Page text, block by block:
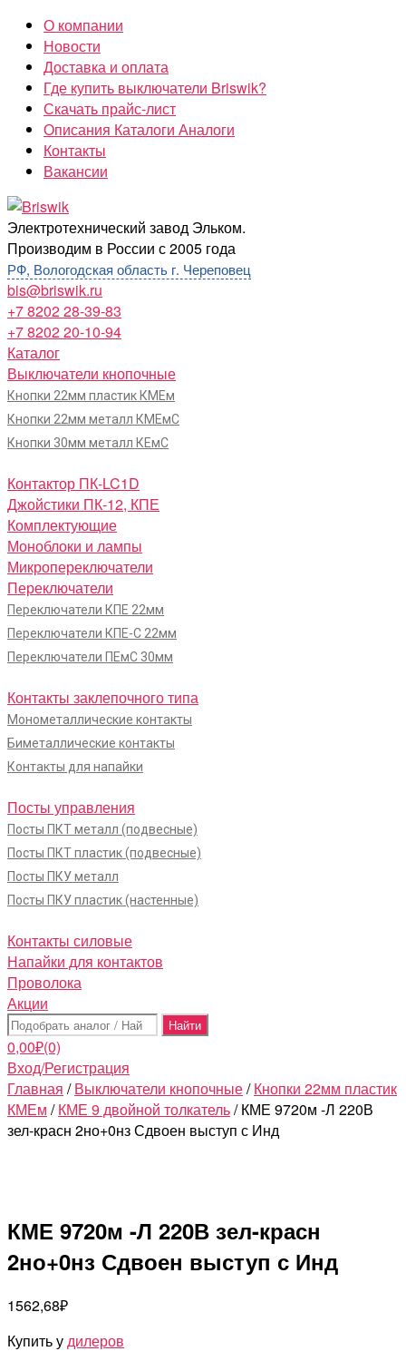
Перейти
содержимому
О компании
Новости
Доставка и оплата
Где купить выключатели Briswik?
Скачать прайс-лист
Описания Каталоги Аналоги
Контакты
Вакансии
Briswik
Электротехнический завод Эльком.
Производим в России с 2005 года
РФ, Вологодская область г. Череповец
bis@briswik.ru
+7 8202 28-39-83
+7 8202 20-10-94
Каталог
Выключатели кнопочные
Кнопки 22мм пластик КМЕм
Кнопки 22мм металл КМЕмС
Кнопки 30мм металл КЕмС
Контактор ПК-LC1D
Джойстики ПК-12, КПЕ
Комплектующие
Моноблоки и лампы
Микропереключатели
Переключатели
Переключатели КПЕ 22мм
Переключатели КПЕ-С 22мм
Переключатели ПЕмС 30мм
Контакты заклепочного типа
Монометаллические контакты
Биметаллические контакты
Контакты для напайки
Посты управления
Посты ПКТ металл (подвесные)
Посты ПКТ пластик (подвесные)
Посты ПКУ металл
Посты ПКУ пластик (настенные)
Контакты силовые
Напайки для контактов
Проволока
Акции
Поиск:
0,00₽(0)
Вход/Регистрация
Главная /Выключатели кнопочные/Кнопки 22мм пластик
КМЕм /КМЕ 9 двойной толкатель/ КМЕ 9720м -Л 220В
зел-красн 2но+0нз Сдвоен выступ с Инд
КМЕ 9720м -Л 220В зел-красн
2но+0нз Сдвоен выступ с Инд
1562,68₽
Купить удилеров